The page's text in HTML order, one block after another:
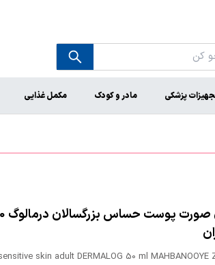
پزشکی مادر و کودک مکمل غذایی
skin adult DERMALOG 50 ml MAHBANOOYE